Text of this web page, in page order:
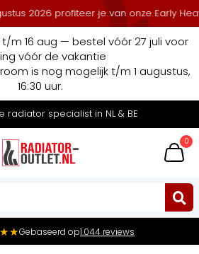
2026 profiteer je van onze Early Heat
m 16 aug — bestel vóór 27 juli voor
vóór de vakantie
is nog mogelijk t/m 1 augustus,
16:30 uur.
radiator specialist in NL & BE
0
Gebaseerd op1.044 reviews